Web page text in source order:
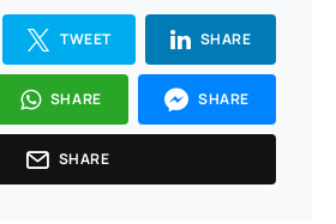
TWEET SHARE
SHARE SHARE
SHARE